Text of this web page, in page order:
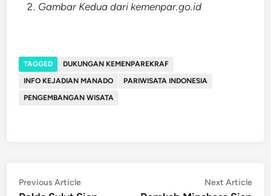
Gambar Kedua dari kemenpar.go.id
TAGGED
DUKUNGAN KEMENPAREKRAF
INFO KEJADIAN MANADO
PARIWISATA INDONESIA
PENGEMBANGAN WISATA
Post
Previous ArticlePrevious
Next Article